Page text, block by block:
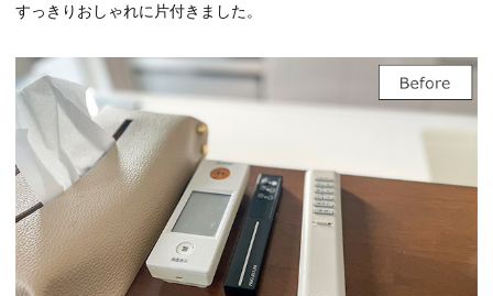
すっきりおしゃれに片付きました。